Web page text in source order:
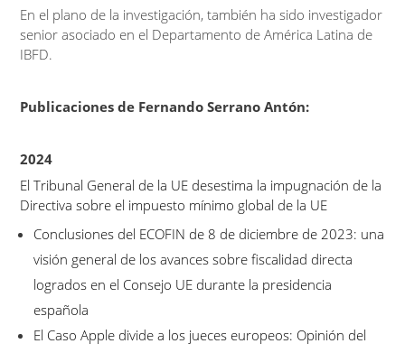
En el plano de la investigación, también ha sido investigador
senior asociado en el Departamento de América Latina de
IBFD.
Publicaciones de Fernando Serrano Antón:
2024
El Tribunal General de la UE desestima la impugnación de la
Directiva sobre el impuesto mínimo global de la UE
Conclusiones del ECOFIN de 8 de diciembre de 2023: una
visión general de los avances sobre fiscalidad directa
logrados en el Consejo UE durante la presidencia
española
El Caso Apple divide a los jueces europeos: Opinión del